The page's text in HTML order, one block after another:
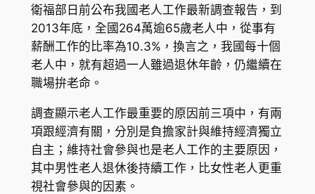
衛福部日前公布我國老人工作最新調查報告，到
2013年底，全國264萬逾65歲老人中，從事有
薪酬工作的比率為10.3%，換言之，我國每十個
老人中，就有超過一人雖過退休年齡，仍繼續在
職場拚老命。
調查顯示老人工作最重要的原因前三項中，有兩
項跟經濟有關，分別是負擔家計與維持經濟獨立
自主；維持社會參與也是老人工作的主要原因，
其中男性老人退休後持續工作，比女性老人更重
視社會參與的因素。